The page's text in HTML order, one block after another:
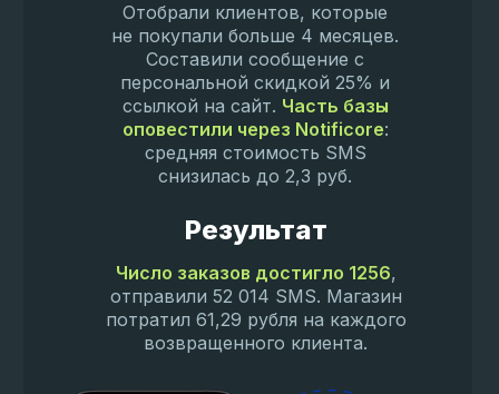
Отобрали клиентов, которые
не покупали больше 4 месяцев.
Составили сообщение с
персональной скидкой 25% и
ссылкой на сайт. Часть базы
оповестили через Notificore:
средняя стоимость SMS
снизилась до 2,3 руб.
Число заказов достигло 1256,
отправили 52 014 SMS. Магазин
потратил 61,29 рубля на каждого
возвращенного клиента.
Результат